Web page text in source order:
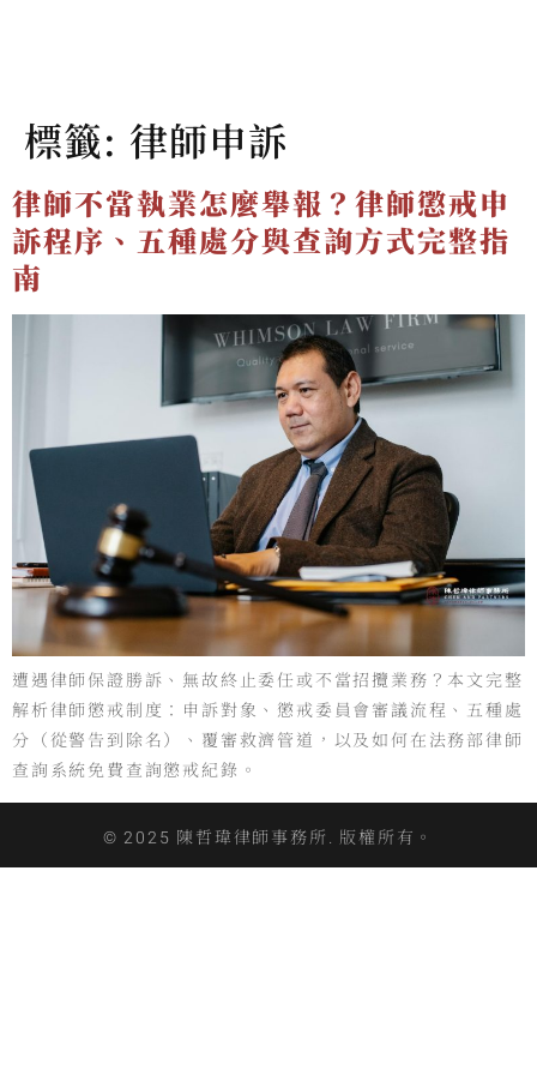
標籤: 律師申訴
律師不當執業怎麼舉報？律師懲戒申
訴程序、五種處分與查詢方式完整指
南
遭遇律師保證勝訴、無故終止委任或不當招攬業務？本文完整
解析律師懲戒制度：申訴對象、懲戒委員會審議流程、五種處
分（從警告到除名）、覆審救濟管道，以及如何在法務部律師
查詢系統免費查詢懲戒紀錄。
© 2025 陳哲瑋律師事務所. 版權所有。